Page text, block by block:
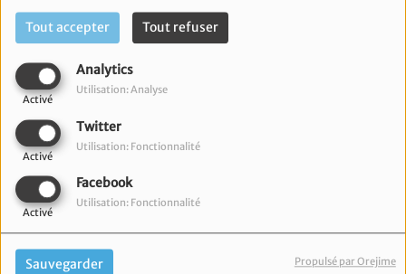
Tout accepter Tout refuser
Analytics
Activé
Utilisation: Analyse
Twitter
Activé
Utilisation: Fonctionnalité
Facebook
Activé
Utilisation: Fonctionnalité
Sauvegarder Propulsé par Orejime
L'INSTANT MAG - JEUDI
20 FÉVRIER
MERCREDI 19 FÉVRIER
L'INSTANT MAG -
MARDI 18 FÉVRIER